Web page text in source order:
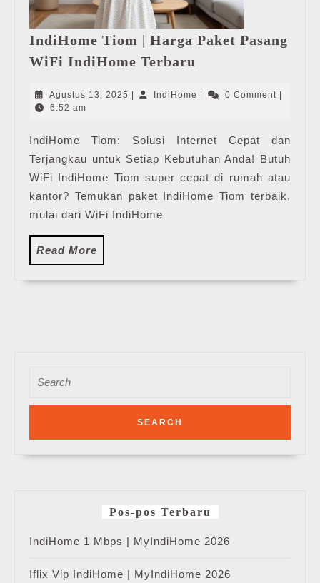
IndiHome Tiom | Harga Paket Pasang
WiFi IndiHome Terbaru
|
Pasang
WiFi
IndiHome
Terbaru
Agustus 13, 2025 Agustus
| IndiHome IndiHome
| 0 Comment |
6:52 am
IndiHome Tiom: Solusi Internet Cepat dan
Terjangkau untuk Setiap Kebutuhan Anda! Butuh
WiFi IndiHome Tiom super cepat di rumah atau
kantor? Temukan paket IndiHome Tiom terbaik,
mulai dari WiFi IndiHome
Read More
More
for:
Pos-pos Terbaru
IndiHome 1 Mbps | MyIndiHome 2026
Iflix Vip IndiHome | MyIndiHome 2026